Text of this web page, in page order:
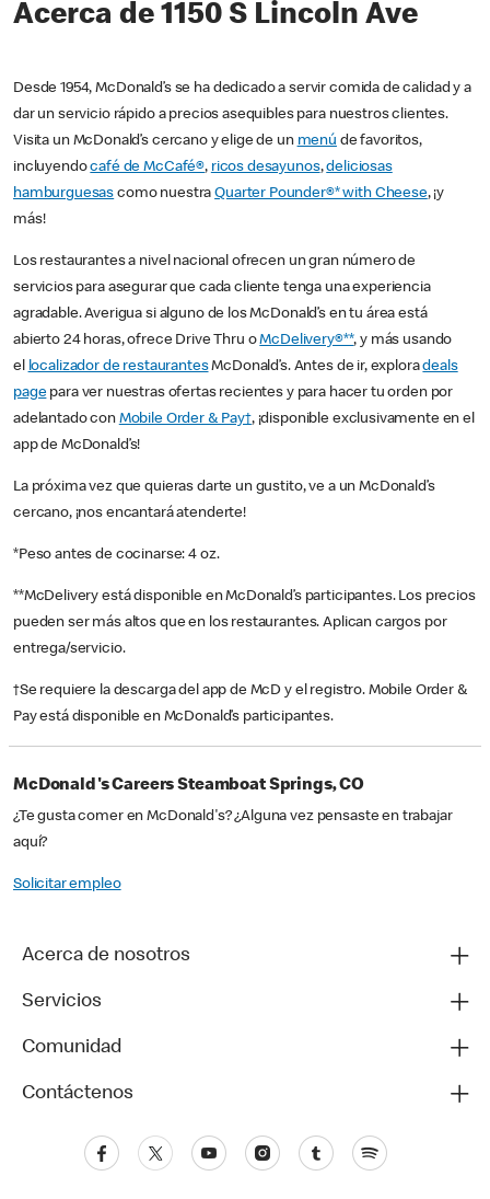
Acerca de 1150 S Lincoln Ave
Desde 1954, McDonald’s se ha dedicado a servir comida de calidad y a
dar un servicio rápido a precios asequibles para nuestros clientes.
Visita un McDonald’s cercano y elige de un menú de favoritos,
incluyendocafé de McCafé®, ricos desayunos,deliciosas
hamburguesas como nuestraQuarter Pounder®* with Cheese, ¡y
más!
Los restaurantes a nivel nacional ofrecen un gran número de
servicios para asegurar que cada cliente tenga una experiencia
agradable. Averigua si alguno de los McDonald’s en tu área está
abierto 24 horas, ofrece Drive Thru oMcDelivery®**, y más usando
el localizador de restaurantesMcDonald’s. Antes de ir, exploradeals
pagepara ver nuestras ofertas recientes y para hacer tu orden por
adelantado con Mobile Order & Pay†, ¡disponible exclusivamente en el
app de McDonald’s!
La próxima vez que quieras darte un gustito, ve a un McDonald’s
cercano, ¡nos encantará atenderte!
*Peso antes de cocinarse: 4 oz.
**McDelivery está disponible en McDonald’s participantes. Los precios
pueden ser más altos que en los restaurantes. Aplican cargos por
entrega/servicio.
†Se requiere la descarga del app de McD y el registro. Mobile Order &
Pay está disponible en McDonald’s participantes.
McDonald's Careers Steamboat Springs, CO
¿Te gusta comer en McDonald's? ¿Alguna vez pensaste en trabajar
aquí?
Solicitar empleo
Acerca de nosotros
Servicios
Comunidad
Contáctenos